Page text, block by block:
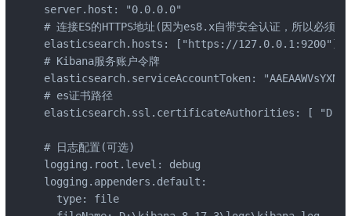
server.host: "0.0.0.0"
# 连接ES的HTTPS地址(因为es8.x自带安全认证，所以必须是
elasticsearch.hosts: ["https://127.0.0.1:9200"]
# Kibana服务账户令牌
elasticsearch.serviceAccountToken:
# es证书路径
elasticsearch.ssl.certificateAuthorities: [ "D:/
# 日志配置(可选)
logging.root.level: debug
logging.appenders.default:
  type: file